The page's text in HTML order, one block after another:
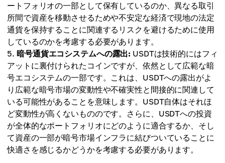
ートフォリオの一部として保有しているのか、異なる取引
所間で資産を移動させるためや不安定な経済で現地の法定
通貨を保持することに関連するリスクを避けるために使用
しているのかを考慮する必要があります。
暗号通貨エコシステムへの露出: USDTは技術的にはフィ
アットに裏付けられたコインですが、依然として広範な暗
号エコシステムの一部です。これは、USDTへの露出がよ
り広範な暗号市場の変動性や不確実性と間接的に関連して
いる可能性があることを意味します。USDT自体はそれほ
ど変動性が高くないもののです。さらに、USDTへの投資
が全体的なポートフォリオにどのように適合するか、そし
て資産の一部が暗号市場インフラに結びついていることに
快適さを感じるかどうかを考慮する必要があります。